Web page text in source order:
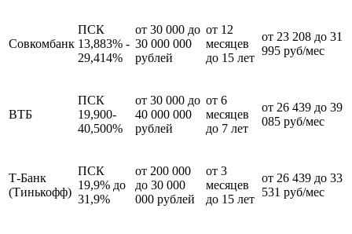
Совкомбанк
ПСК
13,883% -
29,414%
от 30 000 до
30 000 000
рублей
от 12
месяцев
до 15 лет
от 23 208 до 31
995 руб/мес
ВТБ
ПСК
19,900-
40,500%
от 30 000 до
40 000 000
рублей
от 6
месяцев
до 7 лет
от 26 439 до 39
085 руб/мес
Т-Банк
(Тинькофф)
ПСК
19,9% до
31,9%
от 200 000
до 30 000
000 рублей
от 3
месяцев
до 15 лет
от 26 439 до 33
531 руб/мес